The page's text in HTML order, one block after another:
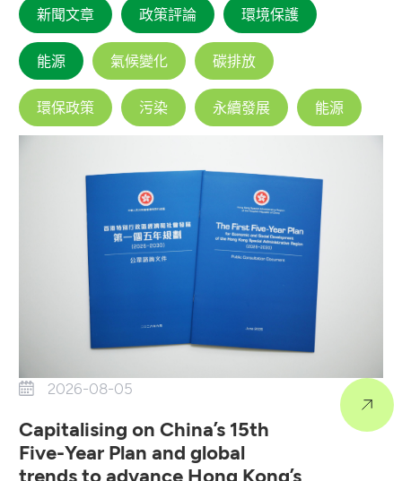
新聞文章 政策評論 環境保護
能源 氣候變化 碳排放
環保政策 污染 永續發展 能源
2026-08-05
Capitalising on China’s 15th
Five-Year Plan and global
trends to advance Hong Kong’s